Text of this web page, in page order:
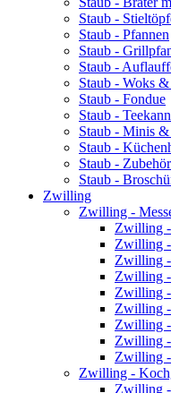
Staub -
Staub - Pfannen
Staub -
Staub -
Staub - Woks
Staub - Fondue
Staub -
Staub - Minis &
Staub -
Staub - Zubehör
Staub -
Zwilling
Zwilling -
Zwilling -
Zwilling
Zwilling
Zwilling
Zwilling -
Zwilling
Zwilling
Zwilling -
Zwilling
Zwilling -
Zwilling -